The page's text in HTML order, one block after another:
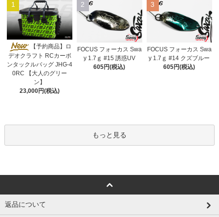
1
【予約商品】ロ
デオクラフト RCカーボ
ンタックルバッグ JHG-4
0RC 【大人のグリー
ン】
23,000円(税込)
2
FOCUS フォーカス Swa
y 1.7ｇ #15 誘惑UV
605円(税込)
3
FOCUS フォーカス Swa
y 1.7ｇ #14 クズブルー
605円(税込)
もっと見る
返品について